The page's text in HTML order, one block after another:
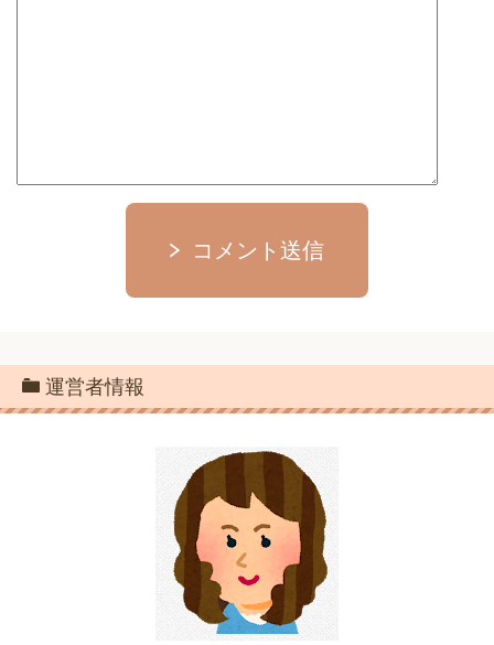
コメント送信
運営者情報